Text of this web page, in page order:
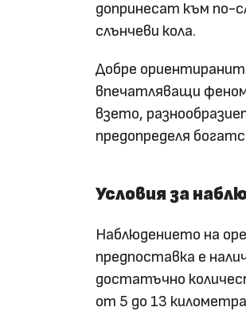
допринесат към по-
слънчеви кола.
Добре
впечатляващи
взето,
предопределя
Условия за
Наблюдението на
предпоставка е
достатъчно
от 5 до 13